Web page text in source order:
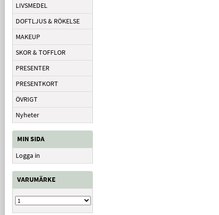
LIVSMEDEL
DOFTLJUS & RÖKELSE
MAKEUP
SKOR & TOFFLOR
PRESENTER
PRESENTKORT
ÖVRIGT
Nyheter
MIN SIDA
Logga in
VARUMÄRKE